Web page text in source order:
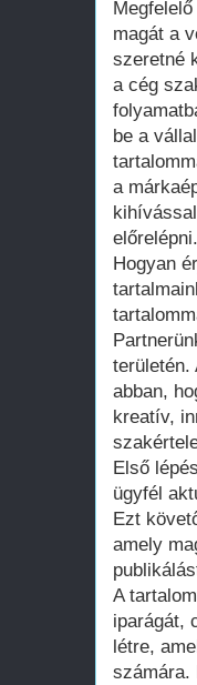
magát a
szeretné
a cég
be a
a
Hogyan
területén.
abban,
kreatív,
Első
ügyfél
Ezt
amely
A
iparágát,
létre,
számára.